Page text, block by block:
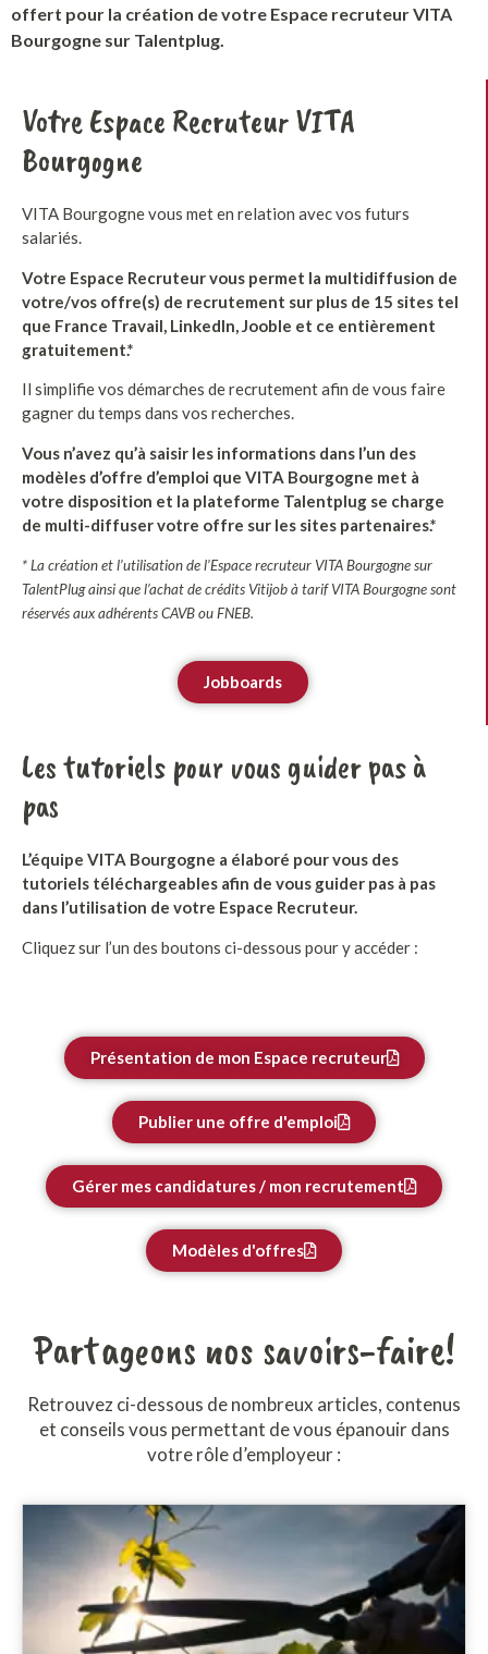
offert pour la création devotre Espace recruteur VITA
Bourgogne sur Talentplug.
Votre Espace Recruteur VITA
Bourgogne
VITA Bourgogne vous met en relation avec vos futurs
salariés.
Votre Espace Recruteur vous permet la multidiffusion de
votre/vos offre(s) de recrutement sur plus de 15 sites tel
que France Travail, LinkedIn, Jooble et ce entièrement
gratuitement.*
Il simplifie vos démarches de recrutement afin de vous faire
gagner du temps dans vos recherches.
Vous n’avez qu’à saisir les informations dans l’un des
modèles d’offre d’emploi que VITA Bourgogne met à
votre disposition et la plateforme Talentplug se charge
de multi-diffuser votre offre sur les sites partenaires.*
* La création et l’utilisation de l’Espace recruteur VITA Bourgogne sur
TalentPlug ainsi que l’achat de crédits Vitijob à tarif VITA Bourgogne sont
réservés aux adhérents CAVB ou FNEB.
Jobboards
Les tutoriels pour vous guider pas à
pas
L’équipe VITA Bourgogne a élaboré pour vous des
tutoriels téléchargeables afin de vous guider pas à pas
dans l’utilisation de votre Espace Recruteur.
Cliquez sur l’un des boutons ci-dessous pour y accéder :
Présentation de mon Espace recruteur
Publier une offre d'emploi
Gérer mes candidatures / mon recrutement
Modèles d'offres
Partageons nos savoirs-faire!
Retrouvez ci-dessous de nombreux articles, contenus
et conseils vous permettant de vous épanouir dans
votre rôle d’employeur :